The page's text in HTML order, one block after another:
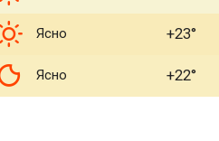
Ясно +23°
Ясно +22°